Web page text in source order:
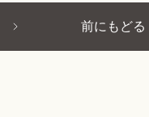
前にもどる